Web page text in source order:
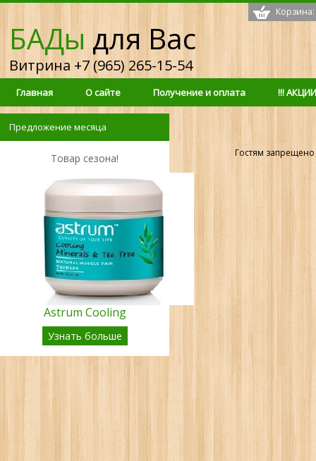
Корзина:
БАДы для Вас
Витрина +7 (965) 265-15-54
Главная О сайте Получение и оплата !!!
Предложение месяца
Товар сезона!
Astrum Cooling
Узнать больше
Гостям запрещено